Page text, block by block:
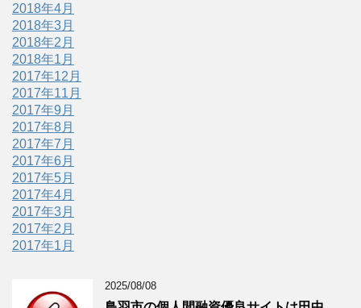
2018年4月
2018年3月
2018年2月
2018年1月
2017年12月
2017年11月
2017年9月
2017年8月
2017年7月
2017年6月
2017年5月
2017年4月
2017年3月
2017年2月
2017年1月
2025/08/08